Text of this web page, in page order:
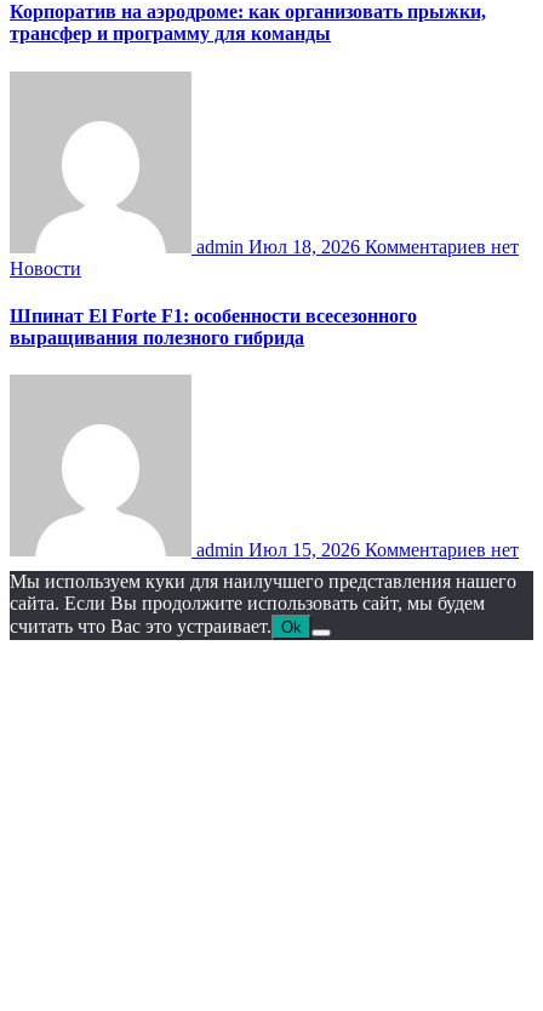
Корпоратив на аэродроме: как организовать прыжки,
трансфер и программу для команды
admin Июл 18, 2026 Комментариев нет
Новости
Шпинат El Forte F1: особенности всесезонного
выращивания полезного гибрида
admin Июл 15, 2026 Комментариев нет
Мы используем куки для наилучшего представления нашего
сайта. Если Вы продолжите использовать сайт, мы будем
считать что Вас это устраивает. Ok